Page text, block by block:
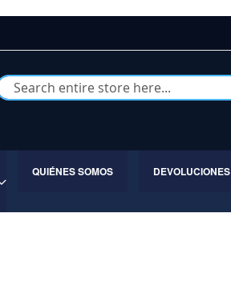
Buscar
QUIÉNES SOMOS DEVOLUCIONES